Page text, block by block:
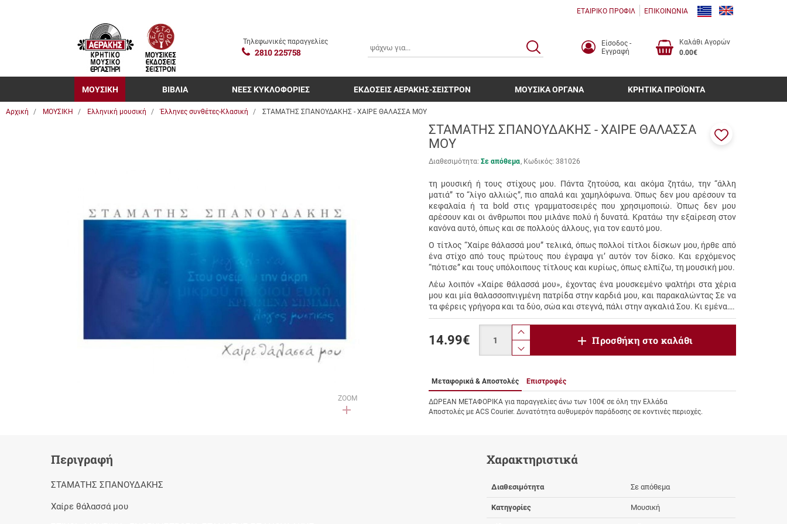
ΕΤΑΙΡΙΚΟ ΠΡΟΦΙΛ ΕΠΙΚΟΙΝΩΝΙΑ
Τηλεφωνικές παραγγελίες
2810 225758
ΑΝΑΖΗΤΗΣΗ
Είσοδος -
Εγγραφή
Καλάθι Αγορών
0.00€
ΜΟΥΣΙΚΗ ΒΙΒΛΙΑ ΝΕΕΣ ΚΥΚΛΟΦΟΡΙΕΣ ΕΚΔΟΣΕΙΣ ΑΕΡΑΚΗΣ-ΣΕΙΣΤΡΟΝ ΜΟΥΣΙΚΑ ΟΡΓΑΝΑ ΚΡΗΤΙΚΑ ΠΡΟΪΟΝΤΑ
Αρχική ΜΟΥΣΙΚΗ Ελληνική μουσική Έλληνες συνθέτες-Κλασική ΣΤΑΜΑΤΗΣ ΣΠΑΝΟΥΔΑΚΗΣ - ΧΑΙΡΕ ΘΑΛΑΣΣΑ ΜΟΥ
ZOOM
ΣΤΑΜΑΤΗΣ ΣΠΑΝΟΥΔΑΚΗΣ - ΧΑΙΡΕ ΘΑΛΑΣΣΑ
ΜΟΥ
Διαθεσιμότητα: Σε απόθεμα Κωδικός: 381026
τη μουσική ή τους στίχους μου. Πάντα ζητούσα, και ακόμα ζητάω, την “άλλη
ματιά” το “λίγο αλλιώς”, πιο απαλά και χαμηλόφωνα. Όπως δεν μου αρέσουν τα
κεφαλαία ή τα bold στις γραμματοσειρές που χρησιμοποιώ. Όπως δεν μου
αρέσουν και οι άνθρωποι που μιλάνε πολύ ή δυνατά. Κρατάω την εξαίρεση στον
κανόνα αυτό, όπως και σε πολλούς άλλους, για τον εαυτό μου.
Ο τίτλος “Χαίρε θάλασσά μου” τελικά, όπως πολλοί τίτλοι δίσκων μου, ήρθε από
ένα στίχο από τους πρώτους που έγραψα γι’ αυτόν τον δίσκο. Και ερχόμενος
“πότισε” και τους υπόλοιπους τίτλους και κυρίως, όπως ελπίζω, τη μουσική μου.
Λέω λοιπόν «Χαίρε θάλασσά μου», έχοντας ένα μουσκεμένο ψαλτήρι στα χέρια
μου και μία θαλασσοπνιγμένη πατρίδα στην καρδιά μου, και παρακαλώντας Σε να
τα φέρεις γρήγορα και τα δύο, σώα και στεγνά, πάλι στην αγκαλιά Σου. Κι εμένα….
μου
14.99€
product.increase.quantity
product.decrease.quantity
Προσθήκη στο καλάθι
Μεταφορικά & Αποστολές Επιστροφές
ΔΩΡΕΑΝ ΜΕΤΑΦΟΡΙΚΑ για παραγγελίες άνω των 100€ σε όλη την Ελλάδα
Αποστολές με ACS Courier. Δυνατότητα αυθυμερόν παράδοσης σε κοντινές περιοχές.
Περιγραφή
ΣΤΑΜΑΤΗΣ ΣΠΑΝΟΥΔΑΚΗΣ
Χαίρε θάλασσά μου
Χαρακτηριστικά
Διαθεσιμότητα Σε απόθεμα
Κατηγορίες Μουσική